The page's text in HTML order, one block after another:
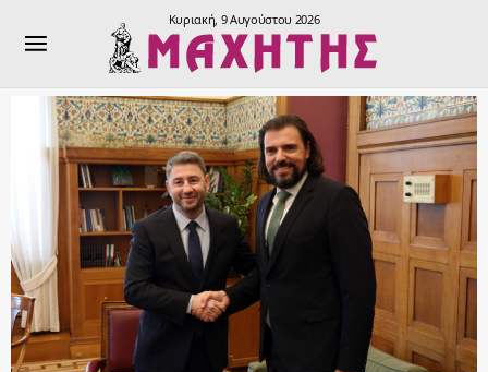
Κυριακή, 9 Αυγούστου 2026